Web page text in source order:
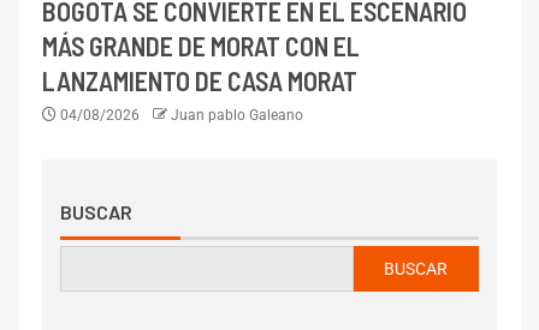
BOGOTÁ SE CONVIERTE EN EL ESCENARIO
MÁS GRANDE DE MORAT CON EL
LANZAMIENTO DE CASA MORAT
04/08/2026 Juan pablo Galeano
BUSCAR
BUSCAR